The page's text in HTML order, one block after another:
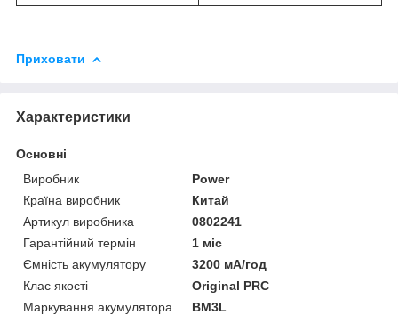
Приховати
Характеристики
Основні
Виробник
Power
Країна виробник
Китай
Артикул виробника
0802241
Гарантійний термін
1 міс
Ємність акумулятору
3200 мА/год
Клас якості
Original PRC
Маркування акумулятора
BM3L